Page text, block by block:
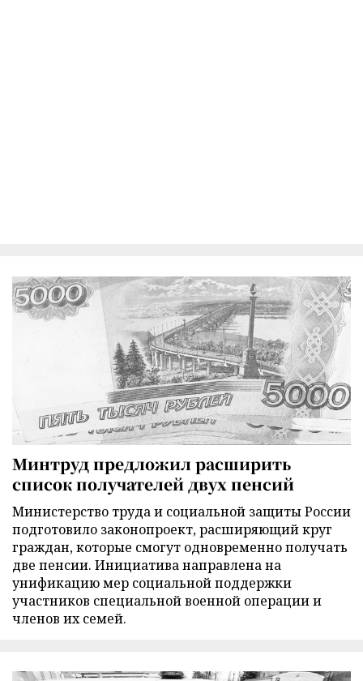
Минтруд предложил расширить
список получателей двух пенсий
Министерство труда и социальной защиты России
подготовило законопроект, расширяющий круг
граждан, которые смогут одновременно получать
две пенсии. Инициатива направлена на
унификацию мер социальной поддержки
участников специальной военной операции и
членов их семей.